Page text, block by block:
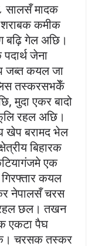
सालसँ मादक
शराबक कमीक
बढ़ि गेल अछि।
जेना
जब्त कयल जा
तस्करसभकेँ
मुदा एकर बादो
रहल अछि।
खेप बरामद भेल
बिहारक
एक
कयल
नेपालसँ चरस
छल। तखन
एकटा पैघ
चरसक तस्कर